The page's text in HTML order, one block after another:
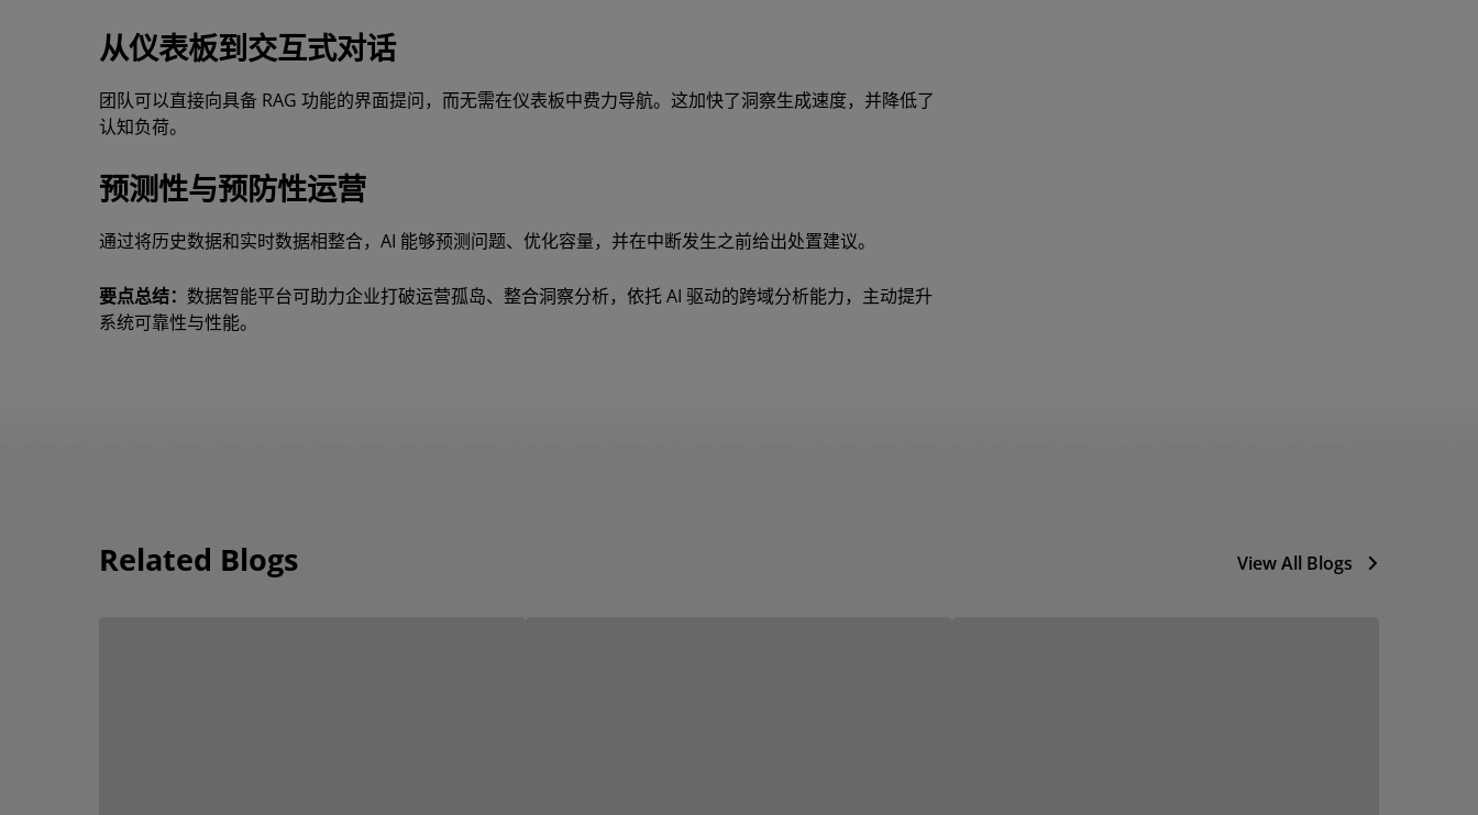
从仪表板到交互式对话
团队可以直接向具备 RAG 功能的界面提问，而无需在仪表板中费力导航。这加快了洞察生成速度，并降低了
认知负荷。
预测性与预防性运营
通过将历史数据和实时数据相整合，AI 能够预测问题、优化容量，并在中断发生之前给出处置建议。
要点总结： 数据智能平台可助力企业打破运营孤岛、整合洞察分析，依托 AI 驱动的跨域分析能力，主动提升
系统可靠性与性能。
Related Blogs View All Blogs